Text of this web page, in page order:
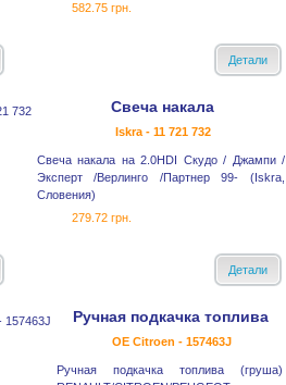
582.75 грн.
Детали
Свеча накала
Iskra - 11 721 732
Свеча накала на 2.0HDI Скудо / Джампи /
Эксперт /Верлинго /Партнер 99- (Iskra,
Словения)
279.72 грн.
Детали
Ручная подкачка топлива
OE Citroen - 157463J
Ручная подкачка топлива (груша)